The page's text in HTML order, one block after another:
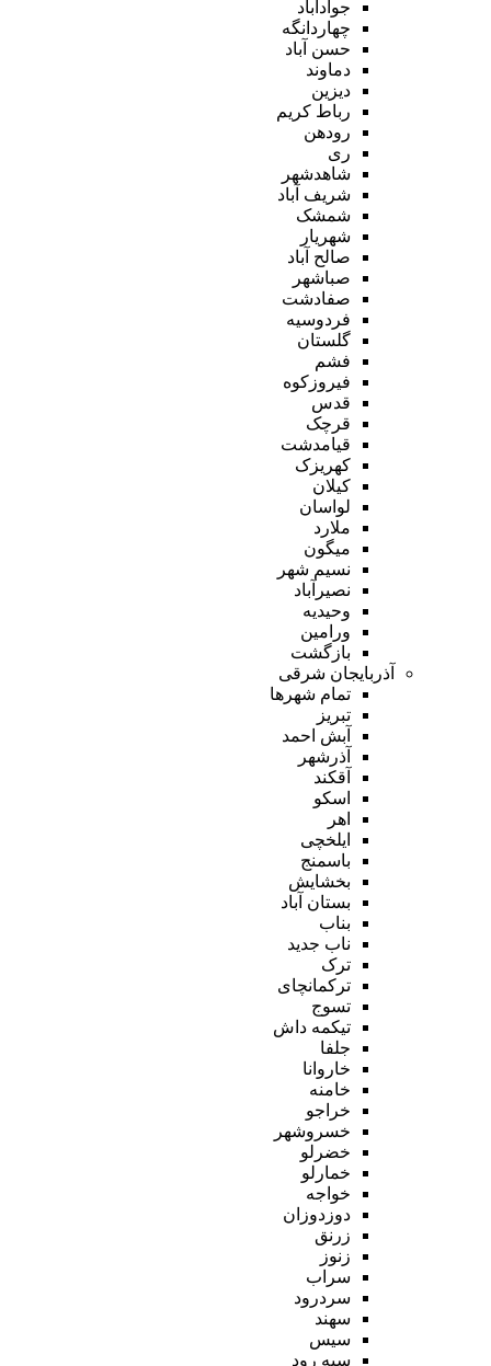
جوادآباد
چهاردانگه
حسن آباد
دماوند
دیزین
رباط کریم
رودهن
ری
شاهدشهر
شریف آباد
شمشک
شهریار
صالح آباد
صباشهر
صفادشت
فردوسیه
گلستان
فشم
فیروزکوه
قدس
قرچک
قیامدشت
کهریزک
کیلان
لواسان
ملارد
میگون
نسیم شهر
نصیرآباد
وحیدیه
ورامین
بازگشت
آذربایجان شرقی
تمام شهر‌ها
تبریز
آبش احمد
آذرشهر
آقکند
اسکو
اهر
ایلخچی
باسمنج
بخشایش
بستان آباد
بناب
ناب جدید
ترک
ترکمانچای
تسوج
تیکمه داش
جلفا
خاروانا
خامنه
خراجو
خسروشهر
خضرلو
خمارلو
خواجه
دوزدوزان
زرنق
زنوز
سراب
سردرود
سهند
سیس
سیه رود